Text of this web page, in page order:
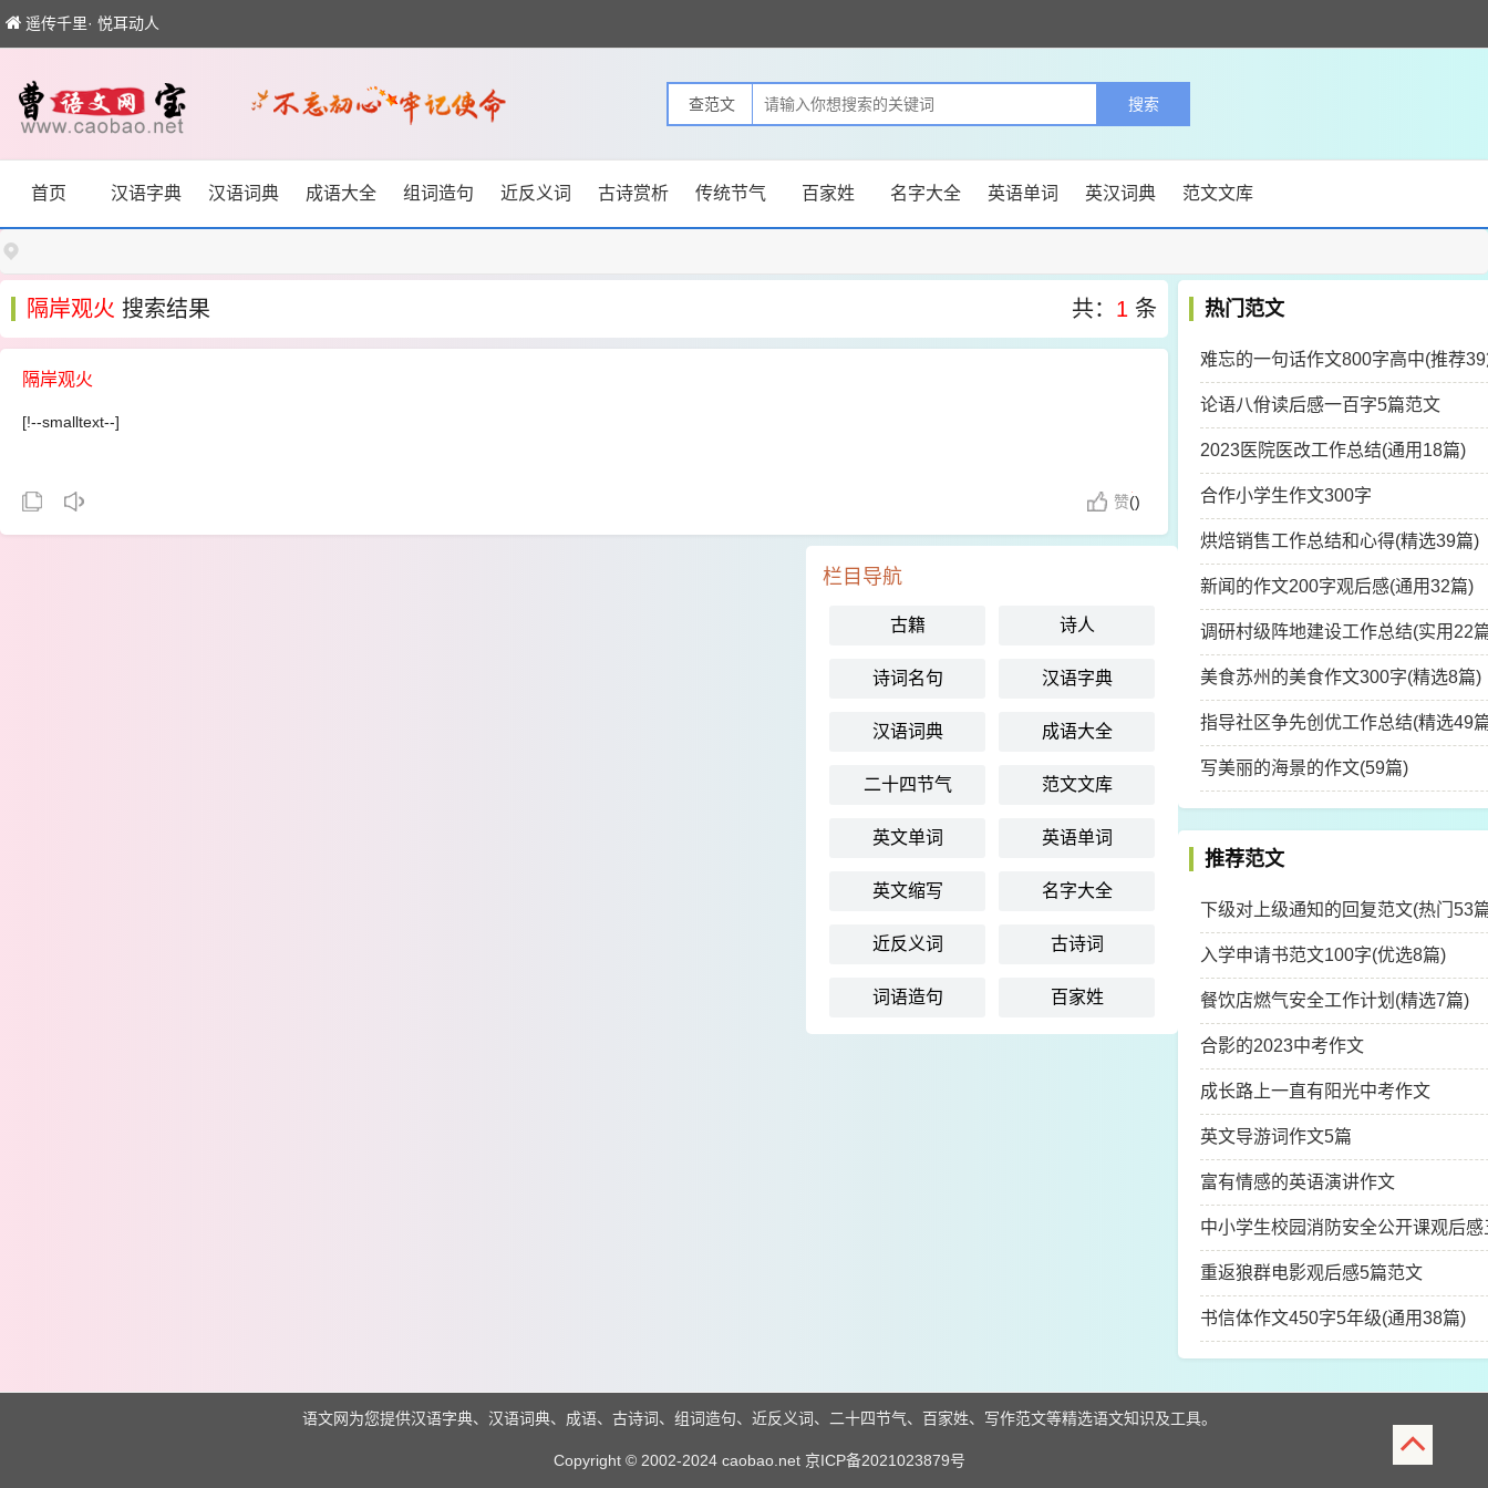
遥传千里· 悦耳动人
首页 汉语字典 汉语词典 成语大全 组词造句 近反义词 古诗赏析 传统节气 百家姓 名字大全 英语单词 英汉词典 范文文库
隔岸观火 搜索结果 共： 1 条
隔岸观火
[!--smalltext--]
赞()
热门范文
难忘的一句话作文800字高中(推荐
论语八佾读后感一百字5篇范文
2023医院医改工作总结(通用18篇)
合作小学生作文300字
烘焙销售工作总结和心得(精选39篇)
新闻的作文200字观后感(通用32篇)
调研村级阵地建设工作总结(实用22
美食苏州的美食作文300字(精选8篇)
指导社区争先创优工作总结(精选49
写美丽的海景的作文(59篇)
推荐范文
下级对上级通知的回复范文(热门53
入学申请书范文100字(优选8篇)
餐饮店燃气安全工作计划(精选7篇)
合影的2023中考作文
成长路上一直有阳光中考作文
英文导游词作文5篇
富有情感的英语演讲作文
中小学生校园消防安全公开课观后感
范文
重返狼群电影观后感5篇范文
书信体作文450字5年级(通用38篇)
栏目导航
古籍 诗人
诗词名句 汉语字典
汉语词典 成语大全
二十四节气 范文文库
英文单词 英语单词
英文缩写 名字大全
近反义词 古诗词
词语造句 百家姓
语文网为您提供汉语字典、汉语词典、成语、古诗词、组词造句、近反义词、二十四节气、百家姓、写作范文等精选语文知识及工具。
Copyright © 2002-2024 caobao.net 京ICP备2021023879号